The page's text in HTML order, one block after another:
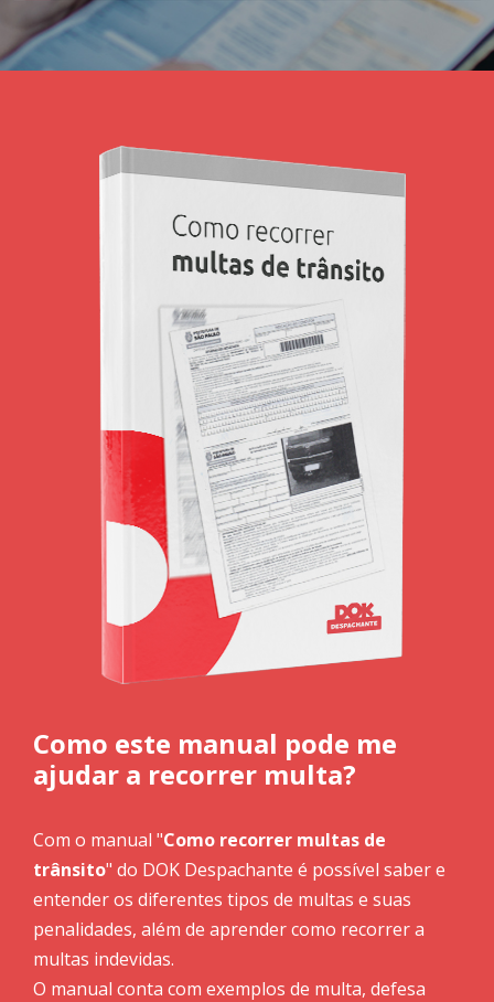
Como este manual pode me
ajudar a recorrer multa?
Com o manual "Como recorrer multas de
trânsito" do DOK Despachante é possível saber e
entender os diferentes tipos de multas e suas
penalidades, além de aprender como recorrer a
multas indevidas.
O manual conta com exemplos de multa, defesa